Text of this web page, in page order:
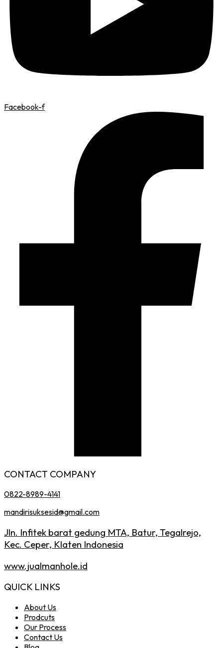
Facebook-f
CONTACT COMPANY
0822-8989-4141
mandirisuksesid@gmail.com
Jln. Infitek barat gedung MTA, Batur, Tegalrejo,
Kec. Ceper, Klaten Indonesia
www.jualmanhole.id
QUICK LINKS
About Us
Prodcuts
Our Process
Contact Us